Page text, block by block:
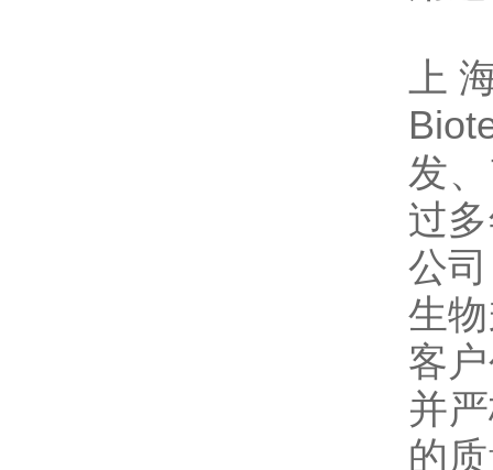
上
发
过
公
生
客
并
的